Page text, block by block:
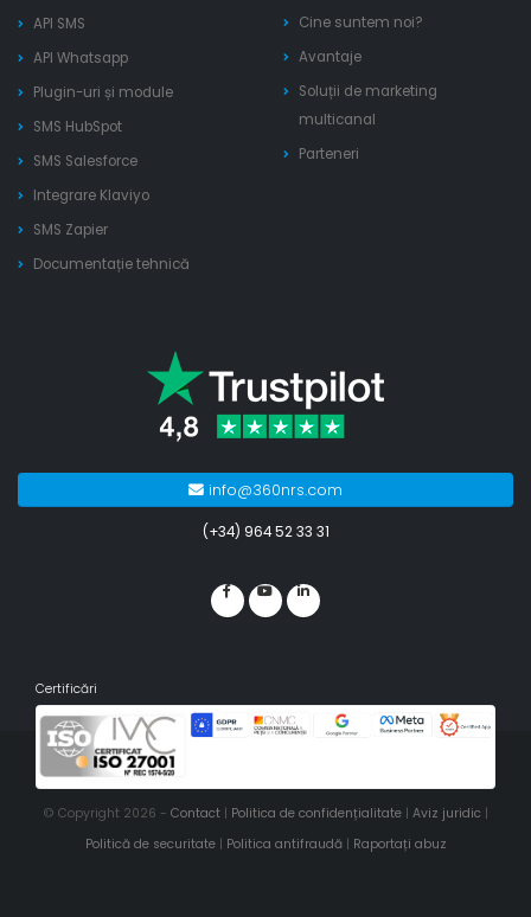
API SMS
API Whatsapp
Plugin-uri și module
SMS HubSpot
SMS Salesforce
Integrare Klaviyo
SMS Zapier
Documentație tehnică
Cine suntem noi?
Avantaje
Soluții de marketing
multicanal
Parteneri
info@360nrs.com
(+34) 964 52 33 31
Certificări
© Copyright 2026 - Contact | Politica de confidențialitate| Aviz juridic|
Politică de securitate| Politica antifraudă| Raportați abuz